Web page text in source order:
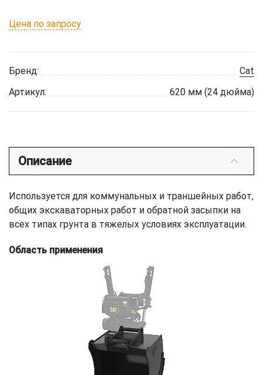
Цена по запросу
Бренд:
Cat
Артикул:
620 мм (24 дюйма)
Описание
Используется для коммунальных и траншейных работ,
общих экскаваторных работ и обратной засыпки на
всех типах грунта в тяжелых условиях эксплуатации.
Область применения